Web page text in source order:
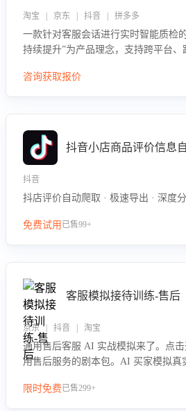
淘宝 | 京东 | 抖音 | 拼多多
一款针对客服会话进行实时智能质检
持续提升”为产品理念，支持跨平台
队的销服能力。
咨询获取报价
抖音小店商品评价信息
抖音
抖店评价自动爬取 · 极速导出 · 深度
免费试用 已售99+
客服模拟接待训练-售后
京东 | 抖音 | 淘宝
通用售后客服 AI 实战模拟来了。点
用售后服务的剧本包。AI 买家模拟真
要点，轻松提升服务能力。
限时免费已售299+